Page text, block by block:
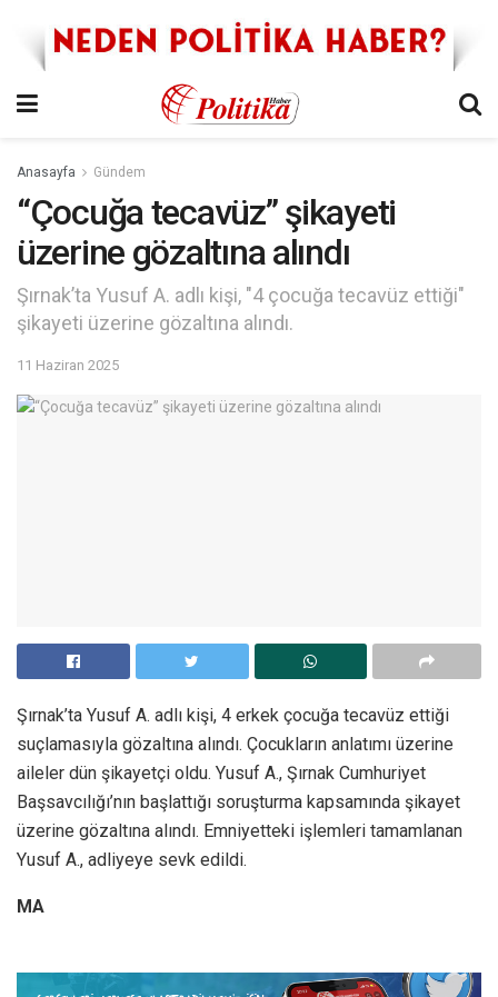
Anasayfa Gündem
“Çocuğa tecavüz” şikayeti
üzerine gözaltına alındı
Şırnak’ta Yusuf A. adlı kişi, "4 çocuğa tecavüz ettiği"
şikayeti üzerine gözaltına alındı.
11 Haziran 2025
Şırnak’ta Yusuf A. adlı kişi, 4 erkek çocuğa tecavüz ettiği
suçlamasıyla gözaltına alındı. Çocukların anlatımı üzerine
aileler dün şikayetçi oldu. Yusuf A., Şırnak Cumhuriyet
Başsavcılığı’nın başlattığı soruşturma kapsamında şikayet
üzerine gözaltına alındı. Emniyetteki işlemleri tamamlanan
Yusuf A., adliyeye sevk edildi.
MA